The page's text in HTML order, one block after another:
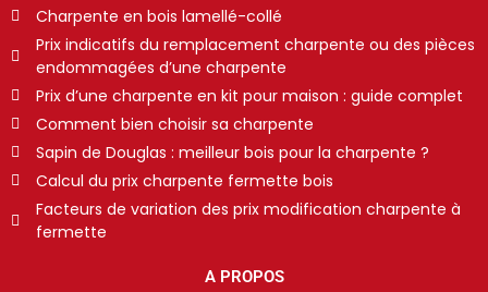
Charpente en bois lamellé-collé
Prix indicatifs du remplacement charpente ou des pièces
endommagées d’une charpente
Prix d’une charpente en kit pour maison : guide complet
Comment bien choisir sa charpente
Sapin de Douglas : meilleur bois pour la charpente ?
Calcul du prix charpente fermette bois
Facteurs de variation des prix modification charpente à
fermette
A PROPOS